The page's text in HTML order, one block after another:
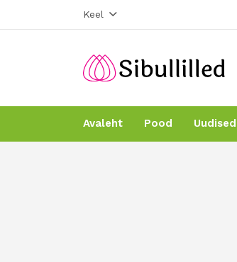
Keel
Avaleht Pood Uudised